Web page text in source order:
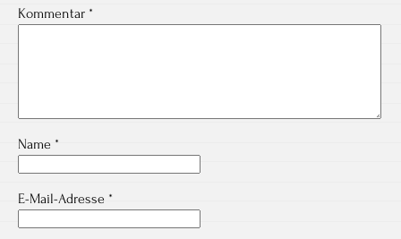
Kommentar *
Name *
E-Mail-Adresse *